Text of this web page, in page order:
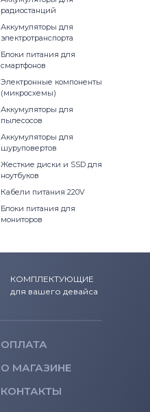
радиостанций
Аккумуляторы для
электротранспорта
Блоки питания для
смартфонов
Электронные компоненты
(микросхемы)
Аккумуляторы для
пылесосов
Аккумуляторы для
шуруповертов
Жесткие диски и SSD для
ноутбуков
Кабели питания 220V
Блоки питания для
мониторов
КОМПЛЕКТУЮЩИЕ
для вашего девайса
ОПЛАТА
О МАГАЗИНЕ
КОНТАКТЫ